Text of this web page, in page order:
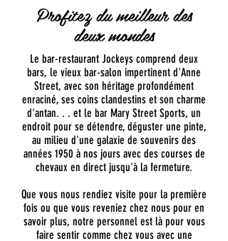
Profitez du meilleur des
deux mondes
Le bar-restaurant Jockeys comprend deux
bars, le vieux bar-salon impertinent d'Anne
Street, avec son héritage profondément
enraciné, ses coins clandestins et son charme
d'antan. . . et le bar Mary Street Sports, un
endroit pour se détendre, déguster une pinte,
au milieu d'une galaxie de souvenirs des
années 1950 à nos jours avec des courses de
chevaux en direct jusqu'à la fermeture.
​Que vous nous rendiez visite pour la première
fois ou que vous reveniez chez nous pour en
savoir plus, notre personnel est là pour vous
faire sentir comme chez vous avec une